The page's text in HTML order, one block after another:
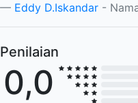
Eddy D.Iskandar -
Penilaian
0,0